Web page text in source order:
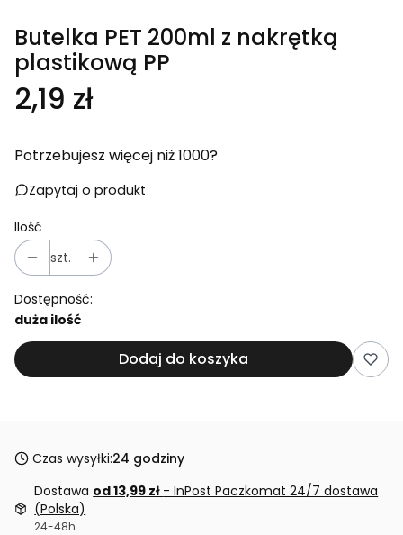
Butelka PET 200ml z nakrętką
plastikową PP
Cena
2,19 zł
Potrzebujesz więcej niż 1000?
Zapytaj o produkt
Ilość
szt.
Dostępność:
duża ilość
Dodaj do koszyka
Czas wysyłki:24 godziny
Dostawa od 13,99 zł - InPost Paczkomat 24/7 dostawa
(Polska)
24-48h